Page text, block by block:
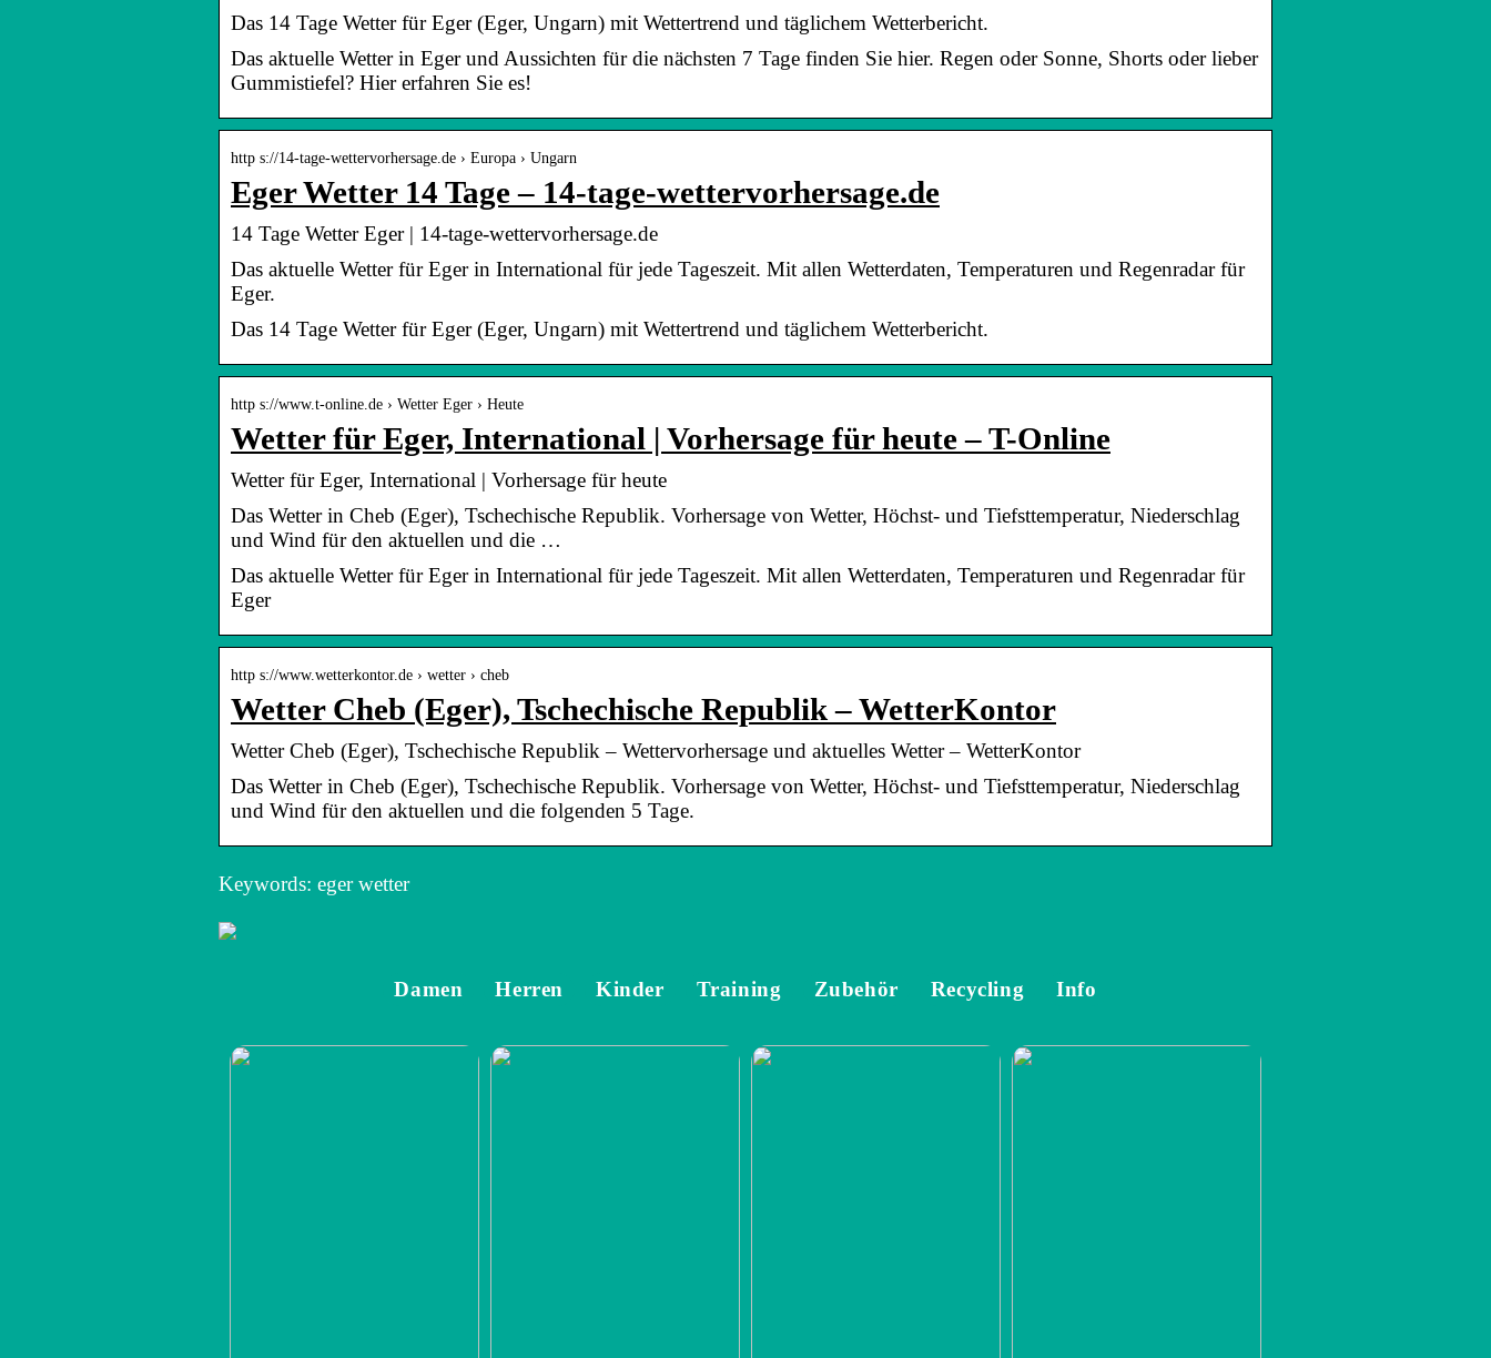
Das 14 Tage Wetter für Eger (Eger, Ungarn) mit Wettertrend und täglichem Wetterbericht.
Das aktuelle Wetter in Eger und Aussichten für die nächsten 7 Tage finden Sie hier. Regen oder Sonne, Shorts oder lieber
Gummistiefel? Hier erfahren Sie es!
http s://14-tage-wettervorhersage.de › Europa › Ungarn
Eger Wetter 14 Tage – 14-tage-wettervorhersage.de
14 Tage Wetter Eger | 14-tage-wettervorhersage.de
Das aktuelle Wetter für Eger in International für jede Tageszeit. Mit allen Wetterdaten, Temperaturen und Regenradar für
Eger.
Das 14 Tage Wetter für Eger (Eger, Ungarn) mit Wettertrend und täglichem Wetterbericht.
http s://www.t-online.de › Wetter Eger › Heute
Wetter für Eger, International | Vorhersage für heute – T-Online
Wetter für Eger, International | Vorhersage für heute
Das Wetter in Cheb (Eger), Tschechische Republik. Vorhersage von Wetter, Höchst- und Tiefsttemperatur, Niederschlag
und Wind für den aktuellen und die …
Das aktuelle Wetter für Eger in International für jede Tageszeit. Mit allen Wetterdaten, Temperaturen und Regenradar für
Eger
http s://www.wetterkontor.de › wetter › cheb
Wetter Cheb (Eger), Tschechische Republik – WetterKontor
Wetter Cheb (Eger), Tschechische Republik – Wettervorhersage und aktuelles Wetter – WetterKontor
Das Wetter in Cheb (Eger), Tschechische Republik. Vorhersage von Wetter, Höchst- und Tiefsttemperatur, Niederschlag
und Wind für den aktuellen und die folgenden 5 Tage.
Keywords: eger wetter
Damen Herren Kinder Training Zubehör Recycling Info